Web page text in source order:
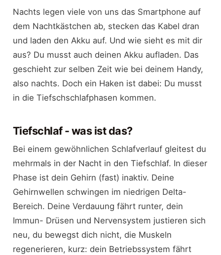
Nachts legen viele von uns das Smartphone auf
dem Nachtkästchen ab, stecken das Kabel dran
und laden den Akku auf. Und wie sieht es mit dir
aus? Du musst auch deinen Akku aufladen. Das
geschieht zur selben Zeit wie bei deinem Handy,
also nachts. Doch ein Haken ist dabei: Du musst
in die Tiefschschlafphasen kommen.
Tiefschlaf - was ist das?
Bei einem gewöhnlichen Schlafverlauf gleitest du
mehrmals in der Nacht in den Tiefschlaf. In dieser
Phase ist dein Gehirn (fast) inaktiv. Deine
Gehirnwellen schwingen im niedrigen Delta-
Bereich. Deine Verdauung fährt runter, dein
Immun- Drüsen und Nervensystem justieren sich
neu, du bewegst dich nicht, die Muskeln
regenerieren, kurz: dein Betriebssystem fährt